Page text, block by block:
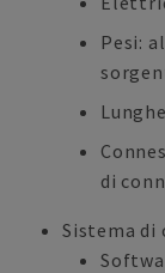
Pesi:
di
Sistema